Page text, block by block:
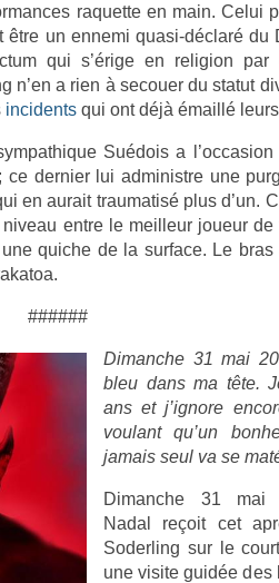
raquet­te en main. Celui
un en­nemi quasi-déclaré du
qui s’érige en re­lig­ion par
n’en a rien à secou­er du statut
in­cidents qui ont déjà émaillé
Suédois a l’oc­cas­ion
de­rni­er lui ad­ministre une
en aurait traumatisé plus d’un.
entre le meil­leur joueur de
une quic­he de la sur­face. Le
######
Di­manche 31 mai
bleu dans ma tête.
ans et j’ig­nore
voulant qu’un
jamais seul va se
Di­manche 31 mai
Nadal reçoit cet
Soderl­ing sur le
une visite guidée des